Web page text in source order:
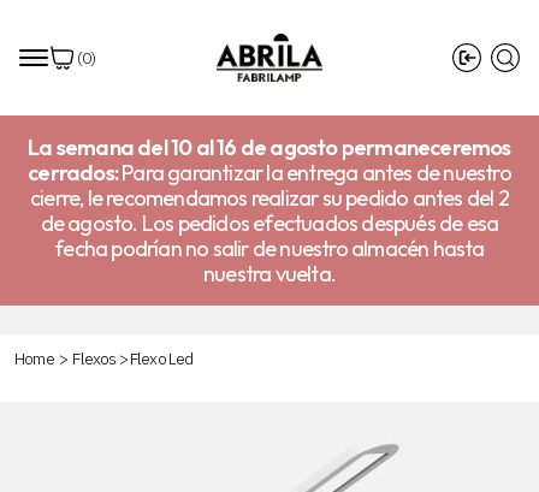
(0)
La semana del 10 al 16 de agosto permaneceremos
cerrados:Para garantizar la entrega antes de nuestro
cierre, le recomendamos realizar su pedido antes del 2
de agosto. Los pedidos efectuados después de esa
fecha podrían no salir de nuestro almacén hasta
nuestra vuelta.
Home > Flexos >Flexo Led